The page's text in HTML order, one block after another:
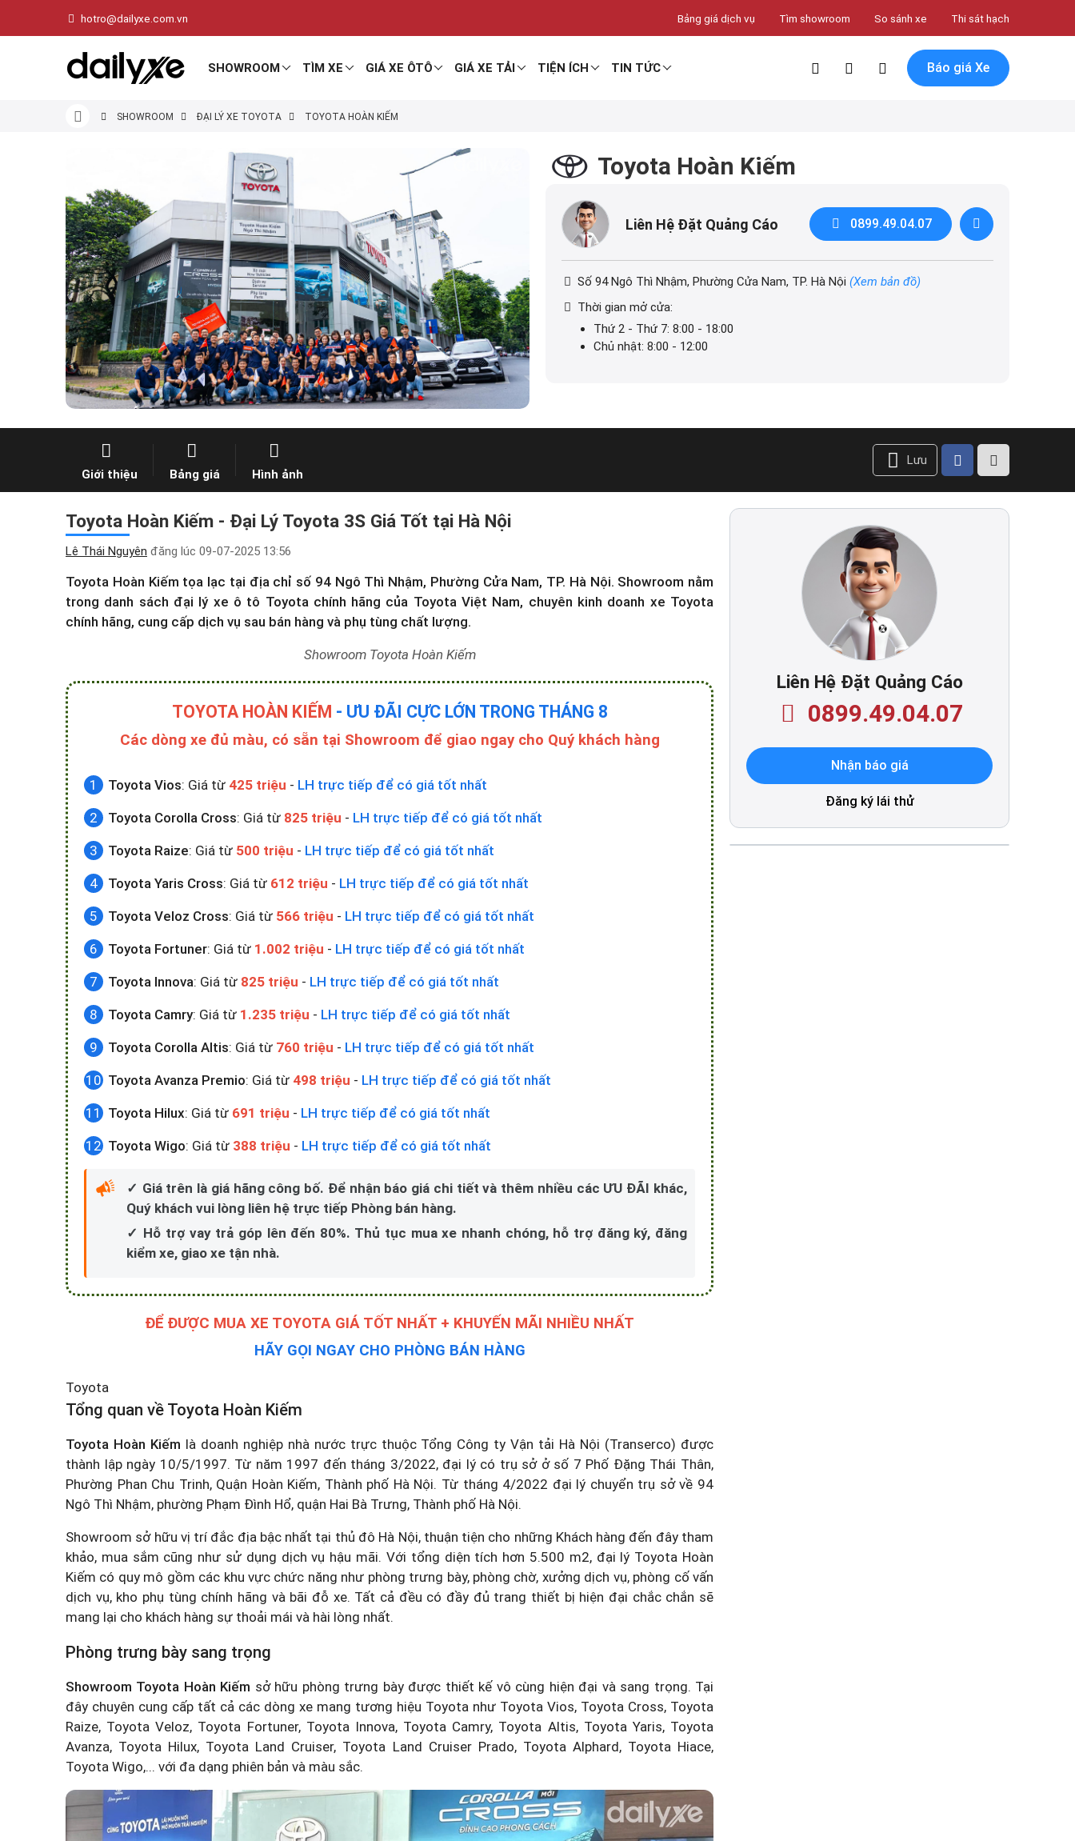
hotro@dailyxe.com.vn Bảng giá dịch vụ Tìm showroom So sánh xe Thi sát hạch
SHOWROOM TÌM XE GIÁ XE ÔTÔ GIÁ XE TẢI TIỆN ÍCH TIN TỨC Báo giá Xe
SHOWROOM ĐẠI LÝ XE TOYOTA TOYOTA HOÀN KIẾM
Toyota Hoàn Kiếm
Liên Hệ Đặt Quảng Cáo 0899.49.04.07
Số 94 Ngô Thì Nhậm, Phường Cửa Nam, TP. Hà Nội (Xem bản đồ)
Thời gian mở cửa:
Thứ 2 - Thứ 7: 8:00 - 18:00
Chủ nhật: 8:00 - 12:00
Giới thiệu Bảng giá Hình ảnh
Lưu
Toyota Hoàn Kiếm - Đại Lý Toyota 3S Giá Tốt tại Hà Nội
Lê Thái Nguyên đăng lúc 09-07-2025 13:56
Toyota Hoàn Kiếm tọa lạc tại địa chỉ số 94 Ngô Thì Nhậm, Phường Cửa Nam, TP. Hà Nội. Showroom nằm
trong danh sách đại lý xe ô tô Toyotachính hãng của Toyota Việt Nam, chuyên kinh doanh xe Toyota
chính hãng, cung cấp dịch vụ sau bán hàng và phụ tùng chất lượng.
Showroom Toyota Hoàn Kiếm
TOYOTA HOÀN KIẾM - ƯU ĐÃI CỰC LỚN TRONG THÁNG 8
Các dòng xe đủ màu, có sẵn tại Showroom để giao ngay cho Quý khách hàng
Toyota Vios: Giá từ 425 triệu - LH trực tiếp để có giá tốt nhất
Toyota Corolla Cross: Giá từ 825 triệu - LH trực tiếp để có giá tốt nhất
Toyota Raize: Giá từ 500 triệu - LH trực tiếp để có giá tốt nhất
Toyota Yaris Cross: Giá từ 612 triệu - LH trực tiếp để có giá tốt nhất
Toyota Veloz Cross: Giá từ 566 triệu - LH trực tiếp để có giá tốt nhất
Toyota Fortuner: Giá từ 1.002 triệu - LH trực tiếp để có giá tốt nhất
Toyota Innova: Giá từ 825 triệu - LH trực tiếp để có giá tốt nhất
Toyota Camry: Giá từ 1.235 triệu - LH trực tiếp để có giá tốt nhất
Toyota Corolla Altis: Giá từ 760 triệu - LH trực tiếp để có giá tốt nhất
Toyota Avanza Premio: Giá từ 498 triệu - LH trực tiếp để có giá tốt nhất
Toyota Hilux: Giá từ 691 triệu - LH trực tiếp để có giá tốt nhất
Toyota Wigo: Giá từ 388 triệu - LH trực tiếp để có giá tốt nhất
✓ Giá trên là giá hãng công bố. Để nhận báo giá chi tiết và thêm nhiều các ƯU ĐÃI khác,
Quý khách vui lòng liên hệ trực tiếp Phòng bán hàng.
✓ Hỗ trợ vay trả góp lên đến 80%. Thủ tục mua xe nhanh chóng, hỗ trợ đăng ký, đăng
kiểm xe, giao xe tận nhà.
ĐỂ ĐƯỢC MUA XE TOYOTA GIÁ TỐT NHẤT + KHUYẾN MÃI NHIỀU NHẤT
HÃY GỌI NGAY CHO PHÒNG BÁN HÀNG
Toyota
Tổng quan về Toyota Hoàn Kiếm
Toyota Hoàn Kiếm là doanh nghiệp nhà nước trực thuộc Tổng Công ty Vận tải Hà Nội (Transerco) được
thành lập ngày 10/5/1997. Từ năm 1997 đến tháng 3/2022, đại lý có trụ sở ở số 7 Phố Đặng Thái Thân,
Phường Phan Chu Trinh, Quận Hoàn Kiếm, Thành phố Hà Nội. Từ tháng 4/2022 đại lý chuyển trụ sở về 94
Ngô Thì Nhậm, phường Phạm Đình Hổ, quận Hai Bà Trưng, Thành phố Hà Nội.
Showroom sở hữu vị trí đắc địa bậc nhất tại thủ đô Hà Nội, thuận tiện cho những Khách hàng đến đây tham
khảo, mua sắm cũng như sử dụng dịch vụ hậu mãi. Với tổng diện tích hơn 5.500 m2, đại lý Toyota Hoàn
Kiếm có quy mô gồm các khu vực chức năng như phòng trưng bày, phòng chờ, xưởng dịch vụ, phòng cố vấn
dịch vụ, kho phụ tùng chính hãng và bãi đỗ xe. Tất cả đều có đầy đủ trang thiết bị hiện đại chắc chắn sẽ
mang lại cho khách hàng sự thoải mái và hài lòng nhất.
Phòng trưng bày sang trọng
Showroom Toyota Hoàn Kiếm sở hữu phòng trưng bày được thiết kế vô cùng hiện đại và sang trọng. Tại
đây chuyên cung cấp tất cả các dòng xe mang tương hiệu Toyota như Toyota Vios, Toyota Cross, Toyota
Raize, Toyota Veloz, Toyota Fortuner, Toyota Innova, Toyota Camry, Toyota Altis, Toyota Yaris, Toyota
Avanza, Toyota Hilux, Toyota Land Cruiser, Toyota Land Cruiser Prado, Toyota Alphard, Toyota Hiace,
Toyota Wigo,... với đa dạng phiên bản và màu sắc.
Liên Hệ Đặt Quảng Cáo
0899.49.04.07
Nhận báo giá
Đăng ký lái thử